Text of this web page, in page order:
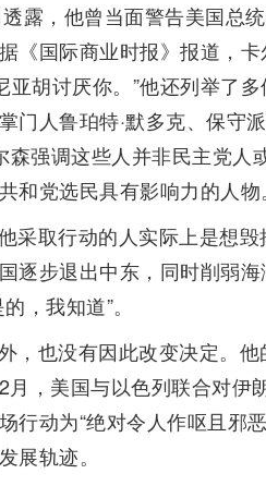
露，他曾当面警告美国总
《国际商业时报》报道，
胡讨厌你。”他还列举了
人鲁珀特·默多克、保守派
森强调这些人并非民主党人
党选民具有影响力的人物。
采取行动的人实际上是想
逐步退出中东，同时削弱
，我知道”。
，也没有因此改变决定。
，美国与以色列联合对伊
动为“绝对令人作呕且邪
展轨迹。